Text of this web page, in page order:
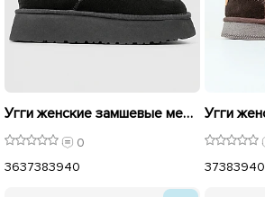
Угги женские замшевые мех 596185 Черные
0
3637383940
37383940